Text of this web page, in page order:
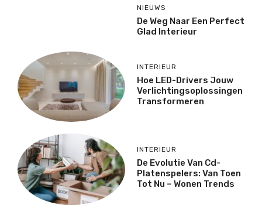
NIEUWS
De Weg Naar Een Perfect
Glad Interieur
INTERIEUR
Hoe LED-Drivers Jouw
Verlichtingsoplossingen
Transformeren
INTERIEUR
De Evolutie Van Cd-
Platenspelers: Van Toen
Tot Nu – Wonen Trends